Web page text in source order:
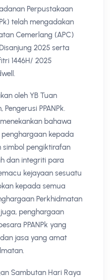
Perpustakaan
telah mengadakan
Cemerlang (APC)
2025 serta
1446H/ 2025
oleh YB Tuan
PPANPk.
bahawa
kepada
simbol pengiktirafan
dan integriti para
kejayaan sesuatu
kepada semua
Perkhidmatan
penghargaan
PPANPk yang
jasa yang amat
Sambutan Hari Raya